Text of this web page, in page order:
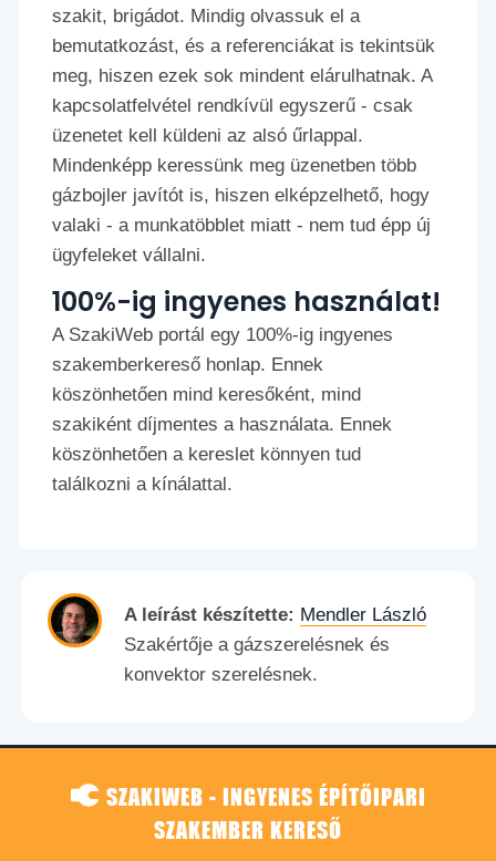
szakit, brigádot. Mindig olvassuk el a
bemutatkozást, és a referenciákat is tekintsük
meg, hiszen ezek sok mindent elárulhatnak. A
kapcsolatfelvétel rendkívül egyszerű - csak
üzenetet kell küldeni az alsó űrlappal.
Mindenképp keressünk meg üzenetben több
gázbojler javítót is, hiszen elképzelhető, hogy
valaki - a munkatöbblet miatt - nem tud épp új
ügyfeleket vállalni.
100%-ig ingyenes használat!
A SzakiWeb portál egy 100%-ig ingyenes
szakemberkereső honlap. Ennek
köszönhetően mind keresőként, mind
szakiként díjmentes a használata. Ennek
köszönhetően a kereslet könnyen tud
találkozni a kínálattal.
A leírást készítette: Mendler László
Szakértője a gázszerelésnek és
konvektor szerelésnek.
SZAKIWEB - INGYENES ÉPÍTŐIPARI
SZAKEMBER KERESŐ